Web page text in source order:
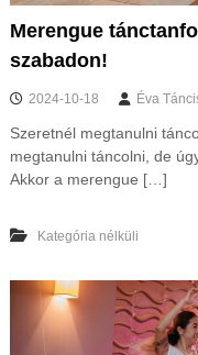
Merengue
szabadon!
2024-10-18 Éva
Szeretnél megtanulni
megtanulni táncolni, de
Akkor a merengue […]
Kategória nélküli